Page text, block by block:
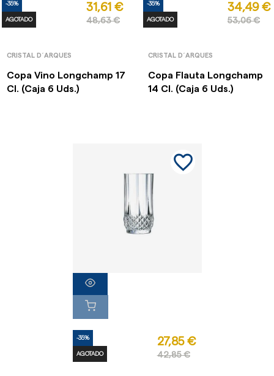
-35%
AGOTADO
31,61 €
48,63 €
CRISTAL D´ARQUES
Copa Vino Longchamp 17
Cl. (Caja 6 Uds.)
-35%
AGOTADO
34,49 €
53,06 €
CRISTAL D´ARQUES
Copa Flauta Longchamp
14 Cl. (Caja 6 Uds.)
-35%
AGOTADO
27,85 €
42,85 €
favorite_border
favorite_border